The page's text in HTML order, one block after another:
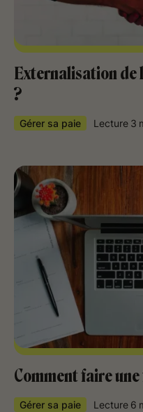
Externalisation de
?
Gérer sa paie Lecture 3
Comment faire
Gérer sa paie Lecture 6